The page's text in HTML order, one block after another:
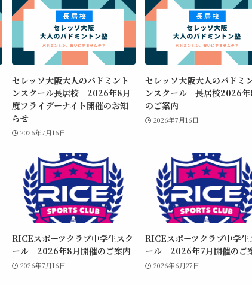
セレッソ大阪大人のバドミント
ンスクール長居校 2026年8月
度フライデーナイト開催のお知
らせ
2026年7月16日
セレッソ大阪大人のバドミ
ンスクール 長居校2026年
のご案内
2026年7月16日
RICEスポーツクラブ中学生スク
ール 2026年8月開催のご案内
2026年7月16日
RICEスポーツクラブ中学生
ール 2026年7月開催のご
2026年6月27日